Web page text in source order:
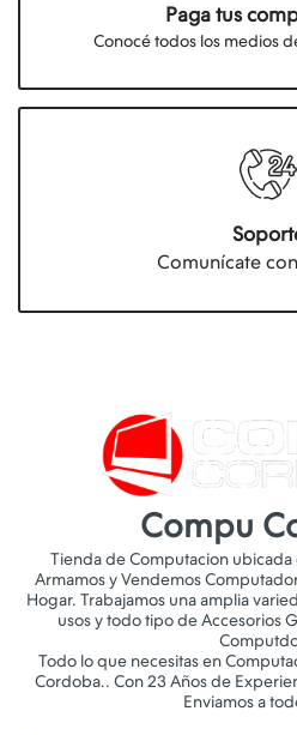
Paga tus
Conocé todos los medios
Comunícate
Compu
Tienda de Computacion
Armamos y Vendemos
Hogar. Trabajamos una amplia
usos y todo tipo de Accesorios
Todo lo que necesitas en
Cordoba.. Con 23 Años de